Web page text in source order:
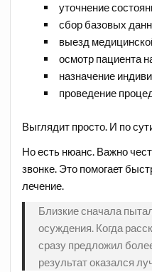
уточнение
сбор базовых
выезд
осмотр пациента
назначение
проведение
Выглядит просто. И по
Но есть нюанс. Важно
звонке. Это помогает
лечение.
Близкие сначала
осуждения. Когда
сразу предложил
результат оказался